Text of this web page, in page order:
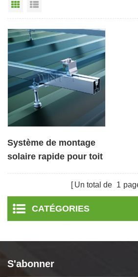
Vue grille
Système de montage
solaire rapide pour toit
Un total de 1
CATÉGORIES
S'abonner